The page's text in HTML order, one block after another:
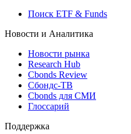
Поиск ETF & Funds
Новости и Аналитика
Новости рынка
Research Hub
Cbonds Review
Сбондс-ТВ
Cbonds для СМИ
Глоссарий
Поддержка